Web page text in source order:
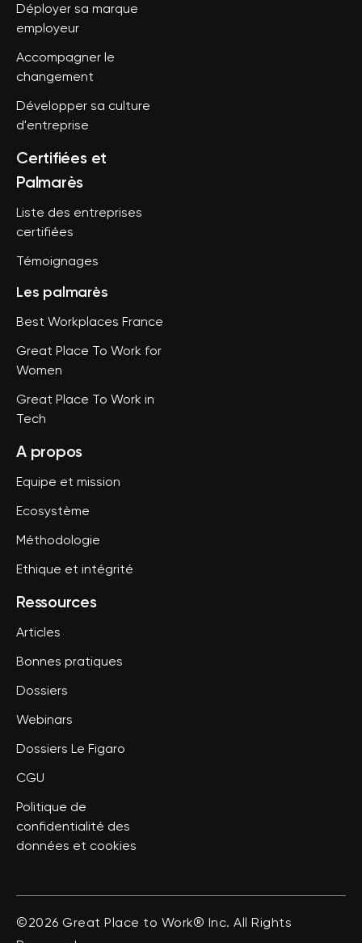
Déployer sa marque
employeur
Accompagner le
changement
Développer sa culture
d'entreprise
Certifiées et
Palmarès
Liste des entreprises
certifiées
Témoignages
Les palmarès
Best Workplaces France
Great Place To Work for
Women
Great Place To Work in
Tech
A propos
Equipe et mission
Ecosystème
Méthodologie
Ethique et intégrité
Ressources
Articles
Bonnes pratiques
Dossiers
Webinars
Dossiers Le Figaro
CGU
Politique de
confidentialité des
données et cookies
©2026 Great Place to Work® Inc. All Rights